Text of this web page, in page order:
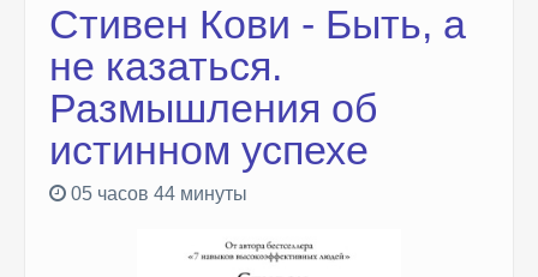
Стивен Кови - Быть, а
не казаться.
Размышления об
истинном успехе
05 часов 44 минуты